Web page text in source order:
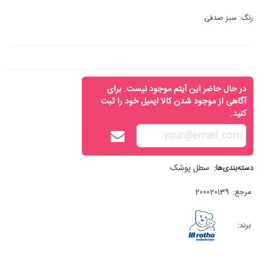
رنگ: سبز صدفی
در حال حاضر این آیتم موجود نیست. برای
آگاهی از موجود شدن کالا ایمیل خود را ثبت
کنید.
دسته‌بندی‌ها: سطل پوشک
مرجع: 200020139
برند: